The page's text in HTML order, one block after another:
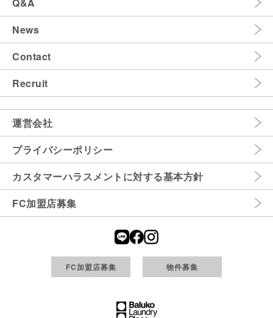
News
Contact
Recruit
運営会社
プライバシーポリシー
カスタマーハラスメントに対する基本方針
FC加盟店募集
FC加盟店募集 物件募集